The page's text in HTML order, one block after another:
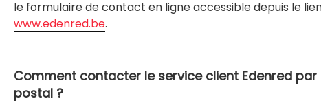
le formulaire de contact en ligne accessible depuis le
www.edenred.be.
Comment contacter le service client Edenred
postal ?